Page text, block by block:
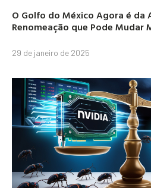
O Golfo do México Agora é da
Renomeação que Pode Mudar
29 de janeiro de 2025